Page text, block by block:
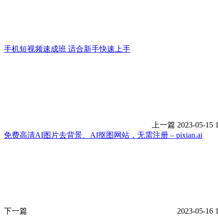
手机短视频速成班 适合新手快速上手
上一篇 2023-05-15
免费高清AI图片去背景、AI抠图网站，无需注册 – pixian.ai
下一篇 2023-05-16